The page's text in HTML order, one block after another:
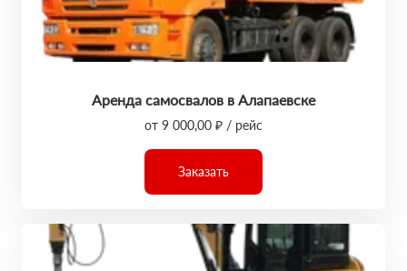
Аренда самосвалов в Алапаевске
от 9 000,00 ₽ / рейс
Заказать